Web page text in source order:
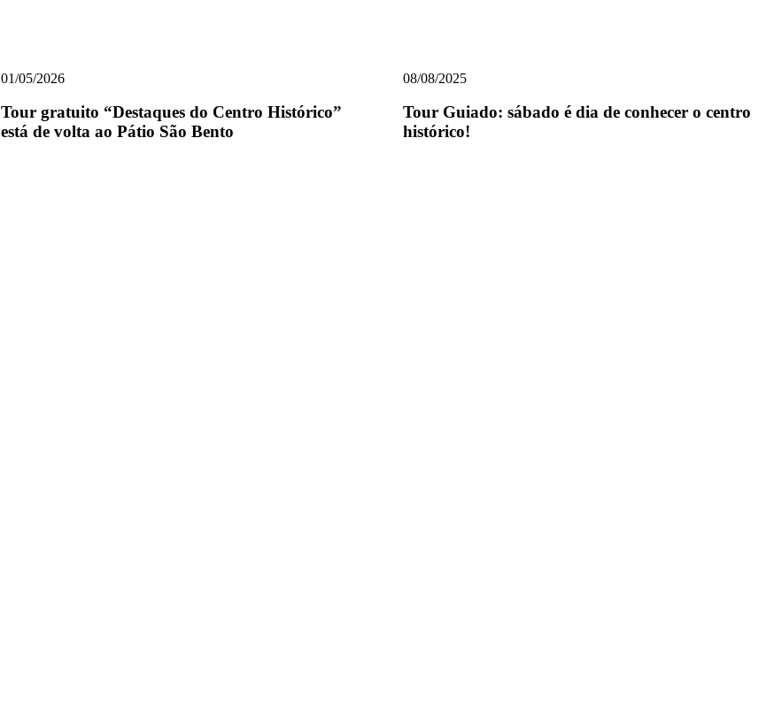
gratuito
do
Centro
Histórico”
01/05/2026
Tour gratuito “Destaques do Centro Histórico”
está de volta ao Pátio São Bento
Guiado:
é
dia
de
08/08/2025
Tour Guiado: sábado é dia de conhecer o centro
histórico!